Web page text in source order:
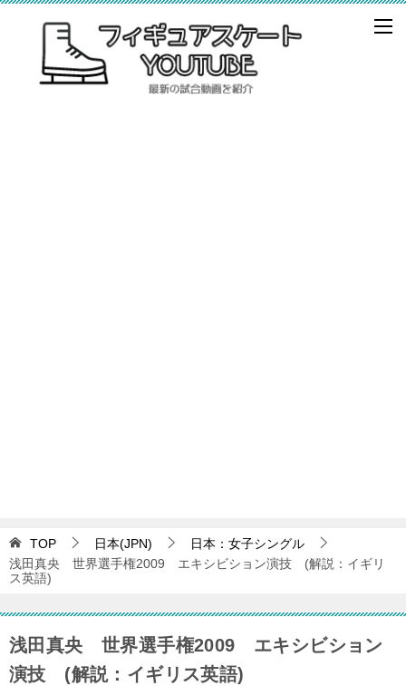
TOP 日本(JPN)
日本：女子シングル
浅田真央 世界選手権2009 エキシビション演技 (解説：イギリ
ス英語)
浅田真央 世界選手権2009 エキシビション
演技 (解説：イギリス英語)